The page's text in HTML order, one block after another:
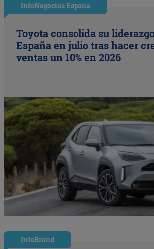
InfoNegocios España
Toyota consolida su
España en julio tras hacer
ventas un 10% en 2026
InfoBrand